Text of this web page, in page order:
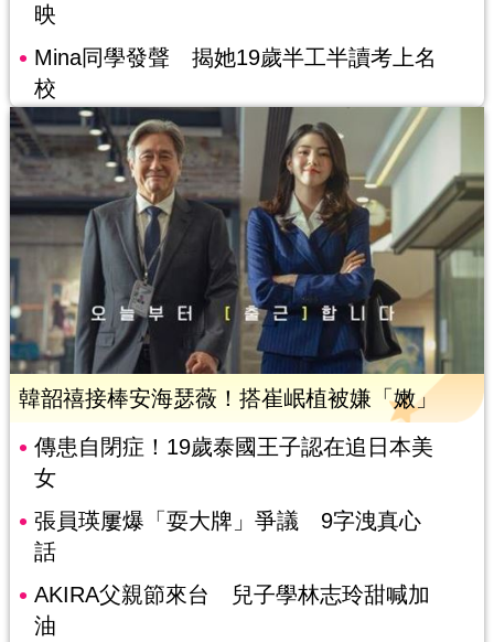
映
Mina同學發聲 揭她19歲半工半讀考上名
校
韓韶禧接棒安海瑟薇！搭崔岷植被嫌「嫩」
傳患自閉症！19歲泰國王子認在追日本美
女
張員瑛屢爆「耍大牌」爭議 9字洩真心
話
AKIRA父親節來台 兒子學林志玲甜喊加
油